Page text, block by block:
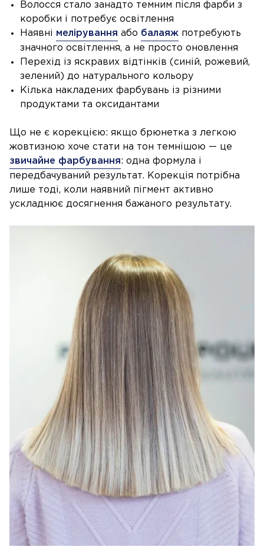
Волосся стало занадто темним після фарби з
коробки і потребує освітлення
Наявні мелірування або балаяж потребують
значного освітлення, а не просто оновлення
Перехід із яскравих відтінків (синій, рожевий,
зелений) до натурального кольору
Кілька накладених фарбувань із різними
продуктами та оксидантами
Що не є корекцією: якщо брюнетка з легкою
жовтизною хоче стати на тон темнішою — це
звичайне фарбування: одна формула і
передбачуваний результат. Корекція потрібна
лише тоді, коли наявний пігмент активно
ускладнює досягнення бажаного результату.